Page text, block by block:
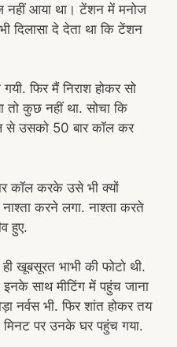
आया था। टेंशन में मनोज
दिलासा दे देता था कि टेंशन
फिर मैं निराश होकर सो
कुछ नहीं था. सोचा कि
उसको 50 बार कॉल कर
कॉल करके उसे भी क्यों
करने लगा. नाश्ता करते
हुए.
खूबसूरत भाभी की फोटो थी.
साथ मीटिंग में पहुंच जाना
नर्वस भी. फिर शांत होकर तय
पर उनके घर पहुंच गया.